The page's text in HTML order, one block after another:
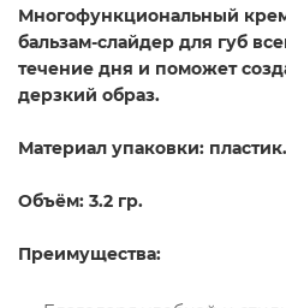
Многофункциональный
бальзам-слайдер для губ
течение дня и поможет
дерзкий образ.
Материал упаковки: пластик.
Объём: 3.2 гр.
Преимущества: